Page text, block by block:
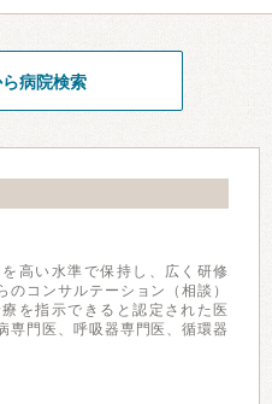
病院検索
高い水準で保持し、広く研修
コンサルテーション（相談）
を指示できると認定された医
専門医、呼吸器専門医、循環器